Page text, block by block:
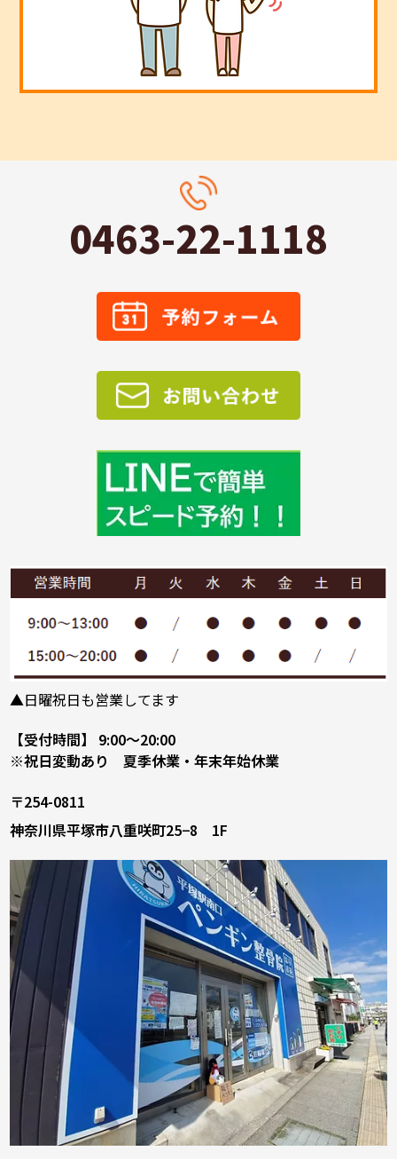
0463-22-1118
▲日曜祝日も営業してます
【受付時間】 9:00～20:00
※祝日変動あり 夏季休業・年末年始休業
〒254-0811
神奈川県平塚市八重咲町25−8 1F